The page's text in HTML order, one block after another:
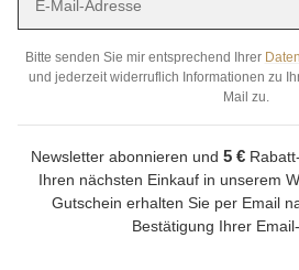
Bitte senden Sie mir entsprechend Ihrer
und jederzeit widerruflich Informationen zu
Mail zu.
Newsletter abonnieren und 5 €
Ihren nächsten Einkauf in unserem
Gutschein erhalten Sie per Email
Bestätigung Ihrer